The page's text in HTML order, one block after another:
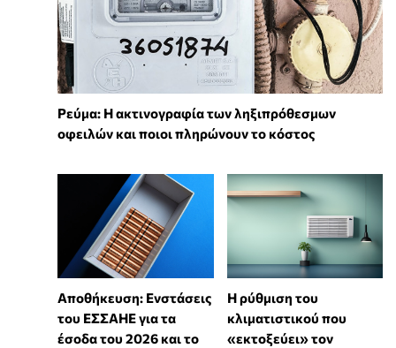
Ρεύμα: Η ακτινογραφία των ληξιπρόθεσμων
οφειλών και ποιοι πληρώνουν το κόστος
Αποθήκευση: Ενστάσεις
του ΕΣΣΑΗΕ για τα
έσοδα του 2026 και το
Η ρύθμιση του
κλιματιστικού που
«εκτοξεύει» τον